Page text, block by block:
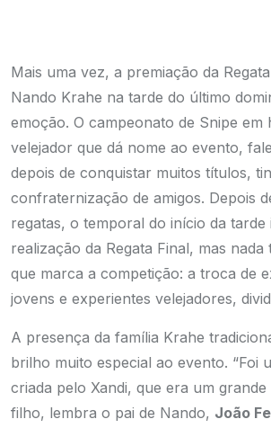
Mais uma vez, a premiação da
Nando Krahe na tarde do último
emoção. O campeonato de Snipe em
velejador que dá nome ao evento,
depois de conquistar muitos títulos,
confraternização de amigos. Depois
regatas, o temporal do início da tarde
realização da Regata Final, mas
que marca a competição: a troca de
jovens e experientes velejadores,
A presença da família Krahe
brilho muito especial ao evento. “Foi
criada pelo Xandi, que era um
filho, lembra o pai de Nando, João